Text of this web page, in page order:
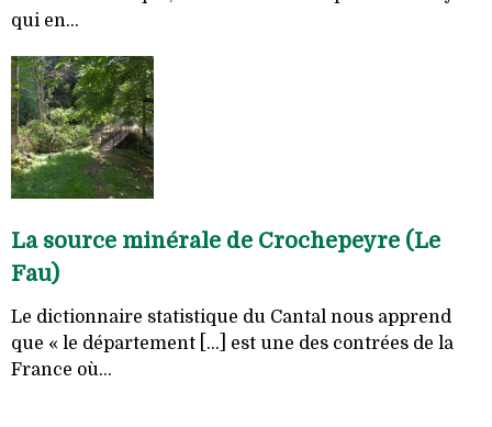
qui en...
La source minérale de Crochepeyre (Le
Fau)
Le dictionnaire statistique du Cantal nous apprend
que « le département [...] est une des contrées de la
France où...